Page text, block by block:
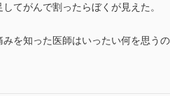
てがんで割ったらぼくが見えた。
を知った医師はいったい何を思う